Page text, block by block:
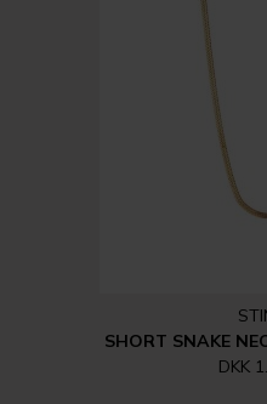
SHORT SNAKE
DKK